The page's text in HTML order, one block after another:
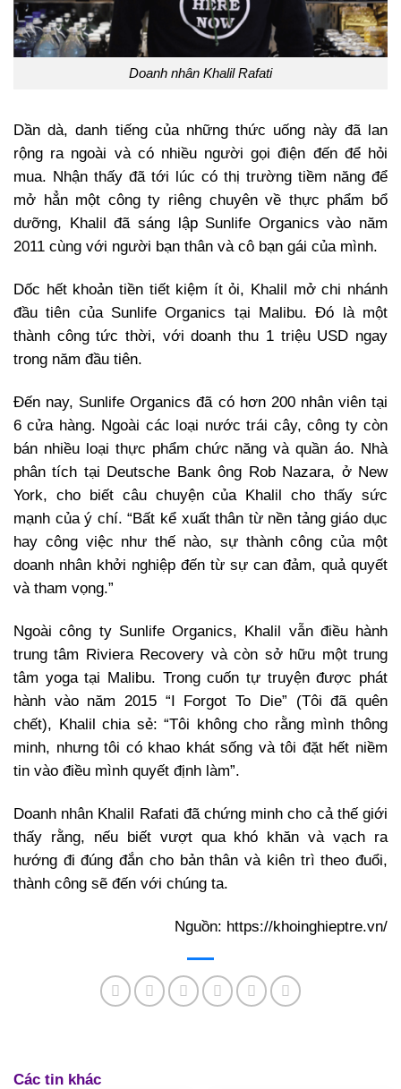
Doanh nhân Khalil Rafati
Dần dà, danh tiếng của những thức uống này đã lan
rộng ra ngoài và có nhiều người gọi điện đến để hỏi
mua. Nhận thấy đã tới lúc có thị trường tiềm năng để
mở hẳn một công ty riêng chuyên về thực phẩm bổ
dưỡng, Khalil đã sáng lập Sunlife Organics vào năm
2011 cùng với người bạn thân và cô bạn gái của mình.
Dốc hết khoản tiền tiết kiệm ít ỏi, Khalil mở chi nhánh
đầu tiên của Sunlife Organics tại Malibu. Đó là một
thành công tức thời, với doanh thu 1 triệu USD ngay
trong năm đầu tiên.
Đến nay, Sunlife Organics đã có hơn 200 nhân viên tại
6 cửa hàng. Ngoài các loại nước trái cây, công ty còn
bán nhiều loại thực phẩm chức năng và quần áo. Nhà
phân tích tại Deutsche Bank ông Rob Nazara, ở New
York, cho biết câu chuyện của Khalil cho thấy sức
mạnh của ý chí. “Bất kể xuất thân từ nền tảng giáo dục
hay công việc như thế nào, sự thành công của một
doanh nhân khởi nghiệp đến từ sự can đảm, quả quyết
và tham vọng.”
Ngoài công ty Sunlife Organics, Khalil vẫn điều hành
trung tâm Riviera Recovery và còn sở hữu một trung
tâm yoga tại Malibu. Trong cuốn tự truyện được phát
hành vào năm 2015 “I Forgot To Die” (Tôi đã quên
chết), Khalil chia sẻ: “Tôi không cho rằng mình thông
minh, nhưng tôi có khao khát sống và tôi đặt hết niềm
tin vào điều mình quyết định làm”.
Doanh nhân Khalil Rafati đã chứng minh cho cả thế giới
thấy rằng, nếu biết vượt qua khó khăn và vạch ra
hướng đi đúng đắn cho bản thân và kiên trì theo đuổi,
thành công sẽ đến với chúng ta.
Nguồn: https://khoinghieptre.vn/
Các tin khác